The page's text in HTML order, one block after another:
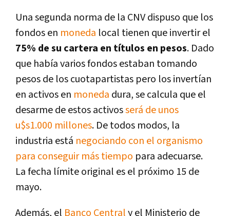
Una segunda norma de la CNV dispuso que los
fondos en moneda local tienen que invertir el
75% de su cartera en títulos en pesos. Dado
que había varios fondos estaban tomando
pesos de los cuotapartistas pero los invertían
en activos en moneda dura, se calcula que el
desarme de estos activosserá de unos
u$s1.000 millones. De todos modos, la
industria está negociando con el organismo
para conseguir más tiempo para adecuarse.
La fecha límite original es el próximo 15 de
mayo.
Además, el Banco Centraly el Ministerio de